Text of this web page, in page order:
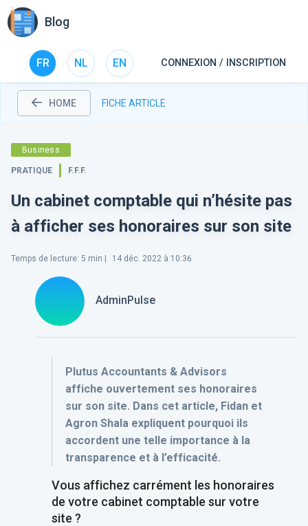
Blog
FR NL EN CONNEXION / INSCRIPTION
HOME FICHE ARTICLE
Business
PRATIQUE F.F.F.
Un cabinet comptable qui n’hésite pas
à afficher ses honoraires sur son site
Temps de lecture: 5 min | 14 déc. 2022 à 10:36
AdminPulse
Plutus Accountants & Advisors
affiche ouvertement ses honoraires
sur son site. Dans cet article, Fidan et
Agron Shala expliquent pourquoi ils
accordent une telle importance à la
transparence et à l’efficacité.
Vous affichez carrément les honoraires
de votre cabinet comptable sur votre
site ?